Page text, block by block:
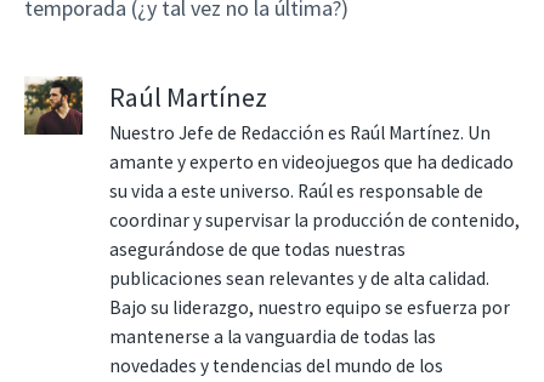
temporada (¿y tal vez no la última?)
Raúl Martínez
Nuestro Jefe de Redacción es Raúl Martínez. Un
amante y experto en videojuegos que ha dedicado
su vida a este universo. Raúl es responsable de
coordinar y supervisar la producción de contenido,
asegurándose de que todas nuestras
publicaciones sean relevantes y de alta calidad.
Bajo su liderazgo, nuestro equipo se esfuerza por
mantenerse a la vanguardia de todas las
novedades y tendencias del mundo de los